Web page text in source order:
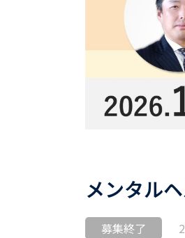
メンタル
募集終了